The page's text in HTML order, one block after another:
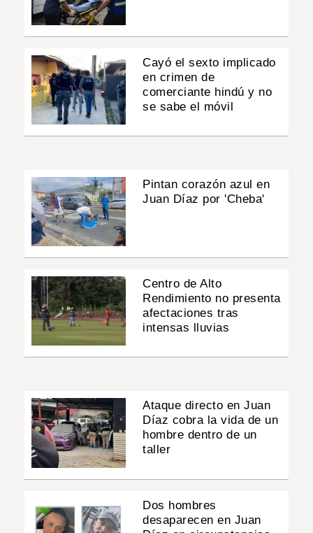
Cayó el sexto implicado
en crimen de
comerciante hindú y no
se sabe el móvil
Pintan corazón azul en
Juan Díaz por 'Cheba'
Centro de Alto
Rendimiento no presenta
afectaciones tras
intensas lluvias
Ataque directo en Juan
Díaz cobra la vida de un
hombre dentro de un
taller
Dos hombres
desaparecen en Juan